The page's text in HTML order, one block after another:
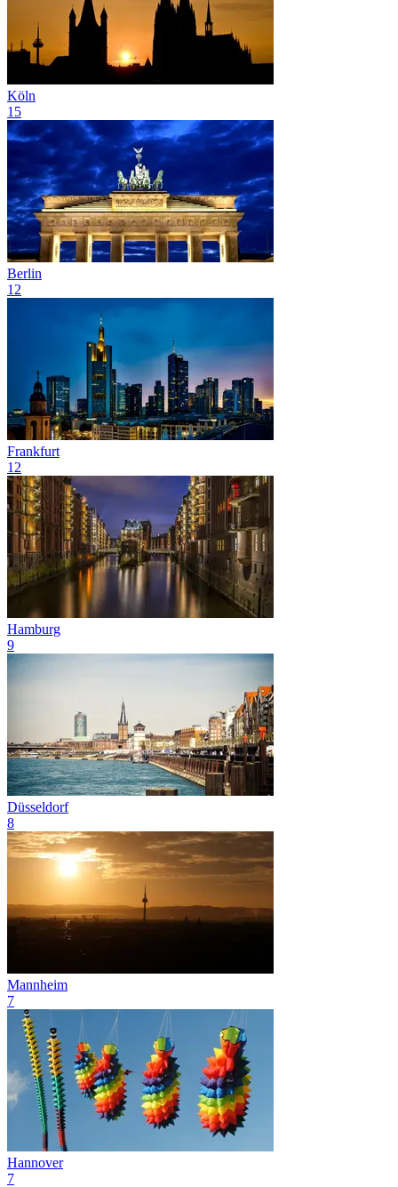
Köln
15
Berlin
12
Frankfurt
12
Hamburg
9
Düsseldorf
8
Mannheim
7
Hannover
7